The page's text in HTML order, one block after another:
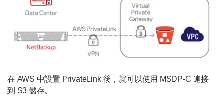
在 AWS 中設置 PrivateLink 後，就可以使用 MSDP-C 連接
到 S3 儲存。